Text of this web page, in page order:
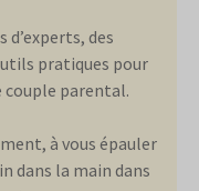
d’experts, des
pratiques pour
couple parental.
à vous épauler
dans la main dans